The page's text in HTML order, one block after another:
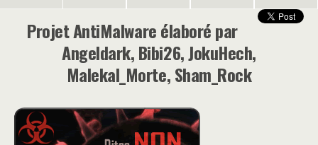
Projet AntiMalware élaboré par
Angeldark, Bibi26, JokuHech,
Malekal_Morte, Sham_Rock